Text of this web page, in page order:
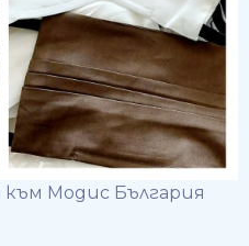
към Модис България